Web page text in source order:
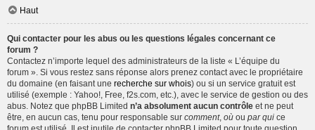
Haut
Qui contacter pour les abus ou les questions légales concernant ce
forum ?
Contactez n’importe lequel des administrateurs de la liste « L’équipe du
forum ». Si vous restez sans réponse alors prenez contact avec le propriétaire
du domaine (en faisant une recherche sur whois) ou si un service gratuit est
utilisé (exemple : Yahoo!, Free, f2s.com, etc.), avec le service de gestion ou des
abus. Notez que phpBB Limited n’a absolument aucun contrôle et ne peut
être, en aucun cas, tenu pour responsable sur comment, où ou par qui ce